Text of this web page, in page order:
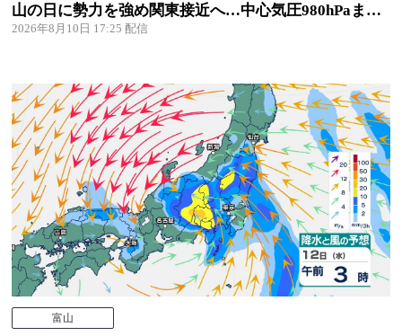
山の日に勢力を強め関東接近へ…中心気圧980hPaまで
発達、最大瞬間風速35mの強風警戒【風と雨のシミュ
2026年8月10日 17:25
富山